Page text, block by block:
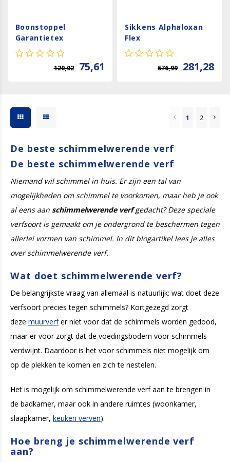
Boonstoppel
Garantietex
Schimmelbestendig
120,02 75,61
Sikkens Alphaloxan
Flex
576,99 281,28
1 2
De beste schimmelwerende verf
De beste schimmelwerende verf
Niemand wil schimmel in huis. Er zijn een tal van
mogelijkheden om schimmel te voorkomen, maar heb je ook
al eens aan schimmelwerende verfgedacht? Deze speciale
verfsoort is gemaakt om je ondergrond te beschermen tegen
allerlei vormen van schimmel. In dit blogartikel lees je alles
over schimmelwerende verf.
Wat doet schimmelwerende verf?
De belangrijkste vraag van allemaal is natuurlijk: wat doet deze
verfsoort precies tegen schimmels? Kortgezegd zorgt
deze muurverfer niet voor dat de schimmels worden gedood,
maar er voor zorgt dat de voedingsbodem voor schimmels
verdwijnt. Daardoor is het voor schimmels niet mogelijk om
op de plekken te komen en zich te nestelen.
Het is mogelijk om schimmelwerende verf aan te brengen in
de badkamer, maar ook in andere ruimtes (woonkamer,
slaapkamer, keuken verven).
Hoe breng je schimmelwerende verf
aan?